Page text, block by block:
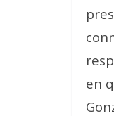
en